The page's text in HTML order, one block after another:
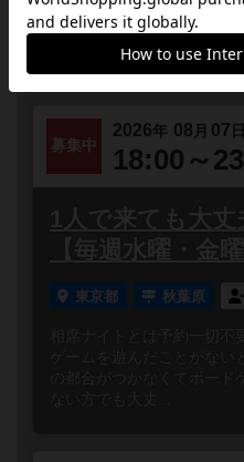
こんにちは！ カルカソン
JELLY JELLY CAFE 秋葉
棋の藤井聡太さんの活躍や
募集中
2026年 08 月 07 日
18:00～
1人で来ても大丈
【毎週水曜・金
東京都 秋葉原
相席ナイトとは予約一切不
ゲームを遊んだことがな
の都合がつかなくてボード
ない方でも大丈...